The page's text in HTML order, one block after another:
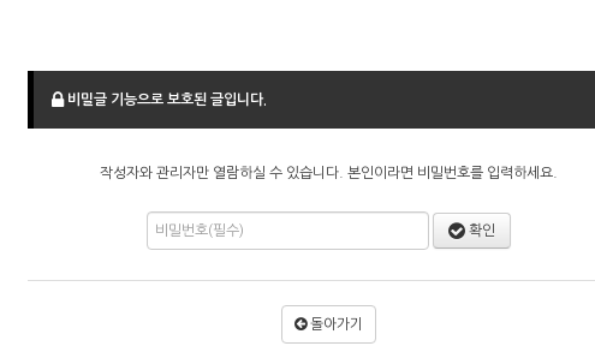
비밀글 기능으로 보호된 글입니다.
작성자와 관리자만 열람하실 수 있습니다. 본인이라면 비밀번호를 입력하세요.
확인
돌아가기